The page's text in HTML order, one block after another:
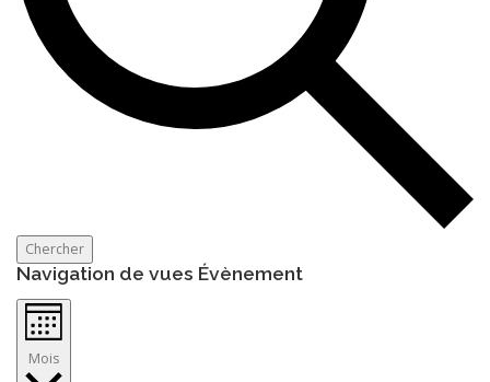
Chercher
Navigation de vues Évènement
Mois